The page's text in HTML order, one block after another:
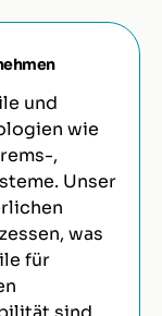
und
wie
,
Unser
was
für